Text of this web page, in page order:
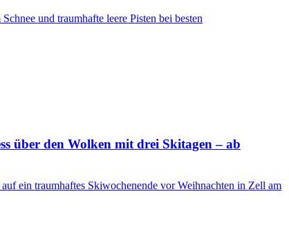
und traumhafte leere Pisten bei besten
über den Wolken mit drei Skitagen – ab
ein traumhaftes Skiwochenende vor Weihnachten in Zell am